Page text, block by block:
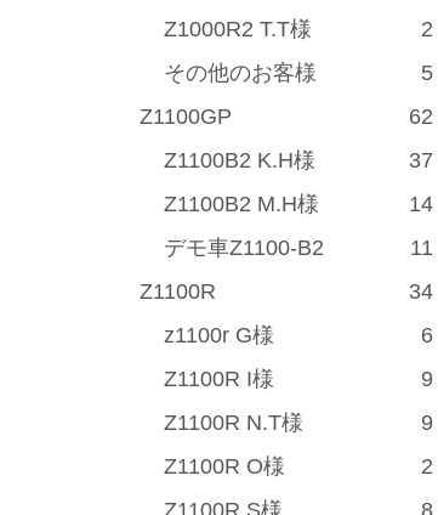
Z1000R2 T.T様
2
その他のお客様
5
Z1100GP
62
Z1100B2 K.H様
37
Z1100B2 M.H様
14
デモ車Z1100-B2
11
Z1100R
34
z1100r G様
6
Z1100R I様
9
Z1100R N.T様
9
Z1100R O様
2
Z1100R S様
8